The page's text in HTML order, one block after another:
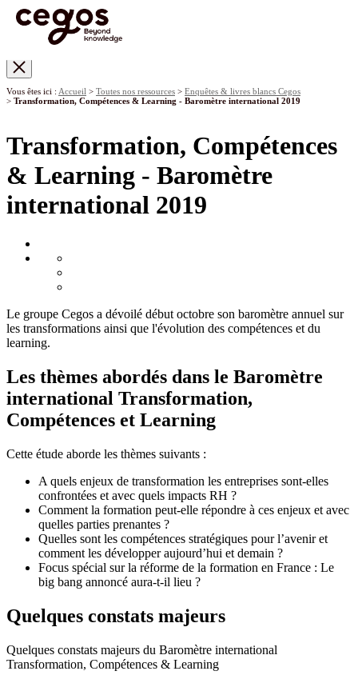
Vous êtes ici : Accueil > Toutes nos ressources > Enquêtes & livres blancs Cegos
> Transformation, Compétences & Learning - Baromètre international 2019
Transformation, Compétences
& Learning - Baromètre
international 2019
Le groupe Cegos a dévoilé début octobre son baromètre annuel sur
les transformations ainsi que l'évolution des compétences et du
learning.
Les thèmes abordés dans le Baromètre
international Transformation,
Compétences et Learning
Cette étude aborde les thèmes suivants :
A quels enjeux de transformation les entreprises sont-elles
confrontées et avec quels impacts RH ?
Comment la formation peut-elle répondre à ces enjeux et avec
quelles parties prenantes ?
Quelles sont les compétences stratégiques pour l’avenir et
comment les développer aujourd’hui et demain ?
Focus spécial sur la réforme de la formation en France : Le
big bang annoncé aura-t-il lieu ?
Quelques constats majeurs
Quelques constats majeurs du Baromètre international
Transformation, Compétences & Learning